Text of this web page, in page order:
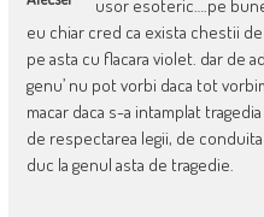
usor esoteric….pe
eu chiar cred ca exista chestii
pe asta cu flacara violet. dar de
genu’ nu pot vorbi daca tot
macar daca s-a intamplat
de respectarea legii, de
duc la genul asta de tragedie.